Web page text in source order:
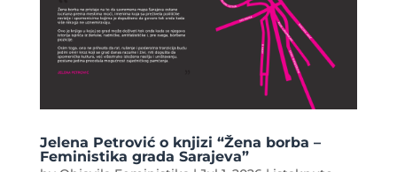
Jelena Petrović o knjizi “Žena borba –
Feministika grada Sarajeva”